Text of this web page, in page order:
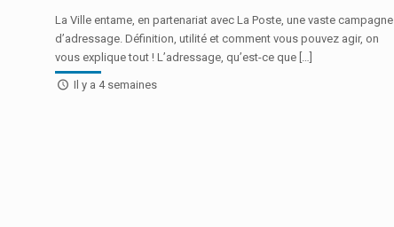
La Ville entame, en partenariat avec La Poste, une vaste campagne
d’adressage. Définition, utilité et comment vous pouvez agir, on
vous explique tout ! L’adressage, qu’est-ce que […]
Il y a 4 semaines